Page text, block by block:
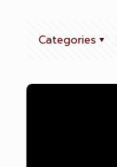
Categories